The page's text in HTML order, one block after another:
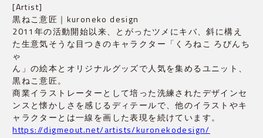
[Artist]
黒ねこ意匠｜kuroneko design
2011年の活動開始以来、とがったツメにキバ、斜に構え
た生意気そうな目つきのキャラクター「くろねこ ろびんち
ゃ
ん」の絵本とオリジナルグッズで人気を集めるユニット、
商業イラストレーターとして培った洗練されたデザインセ
ンスと懐かしさを感じるディテールで、他のイラストやキ
ャラクターとは一線を画した表現を続けています。
https://digmeout.net/artists/kuronekodesign/